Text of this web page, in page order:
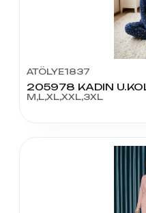
ATÖLYE1837
205978 KADIN
M,L,XL,XXL,3XL